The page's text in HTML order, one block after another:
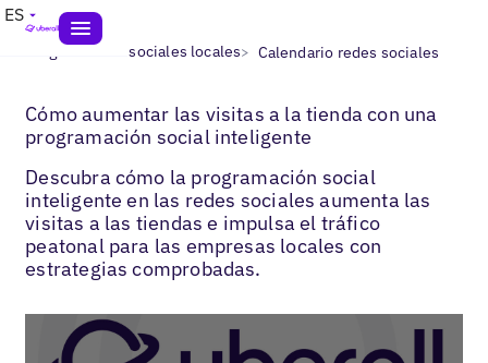
ES
Blogs> Redes sociales locales> Calendario redes sociales
Cómo aumentar las visitas a la tienda con una
programación social inteligente
Descubra cómo la programación social
inteligente en las redes sociales aumenta las
visitas a las tiendas e impulsa el tráfico
peatonal para las empresas locales con
estrategias comprobadas.